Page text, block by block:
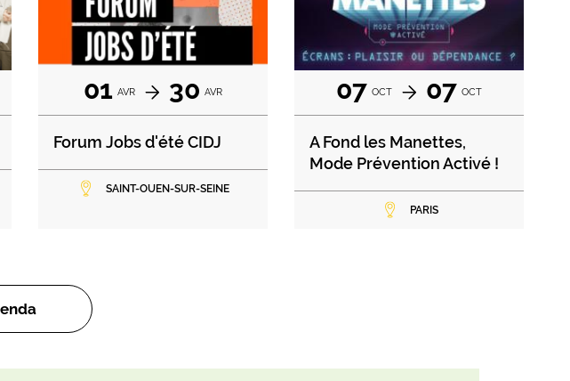
01 AVR 30 AVR
Forum Jobs d'été CIDJ
SAINT-OUEN-SUR-SEINE
07 OCT 07 OCT
A Fond les Manettes,
Mode Prévention Activé !
PARIS